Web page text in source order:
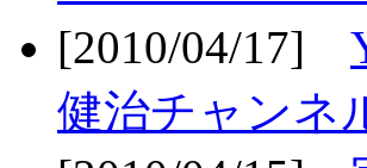
[2010/04/17]
健治チャンネ